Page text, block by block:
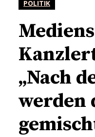
POLITIK
„Nach
werden